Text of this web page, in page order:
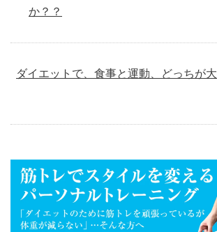
か？？
ダイエットで、食事と運動、どっちが